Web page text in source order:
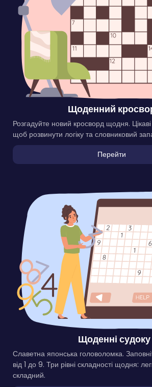
Щоденний
Розгадуйте новий кросворд щодня.
щоб розвинути логіку та словниковий
Перейти
Щоденні судоку
Славетна японська головоломка.
від 1 до 9. Три рівні складності щодня:
складний.